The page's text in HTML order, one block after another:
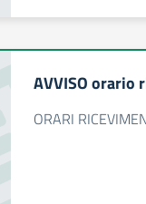
AVVISO orario
ORARI